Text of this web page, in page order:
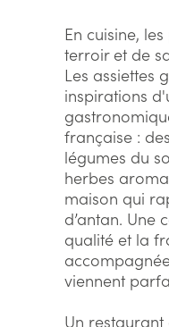
En cuisine,
terroir et de
Les assiettes
inspirations
française :
légumes du
herbes
maison qui
d’antan. Une
qualité et la
viennent
Un